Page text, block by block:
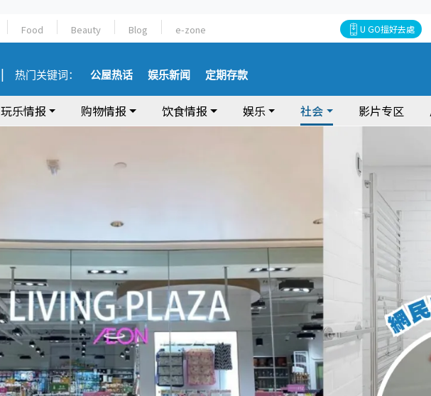
Food Beauty Blog e-zone U GO搵好去處
热门关键词： 公屋热话 娱乐新闻 定期存款
玩乐情报 购物情报 饮食情报 娱乐 社会 影片专区